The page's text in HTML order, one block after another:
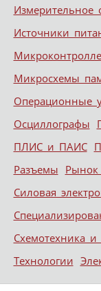
Измерительное
Источники
Микросхемы
Операционные
Осциллографы
ПЛИС и ПАИС
Разъемы Рынок
Силовая
Схемотехника
Технологии